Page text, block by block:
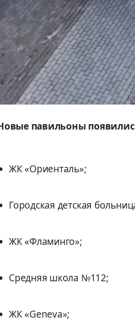
павильоны
ЖК «Ориенталь»;
Городская детская
ЖК «Фламинго»;
Средняя школа №112;
ЖК «Geneva»;